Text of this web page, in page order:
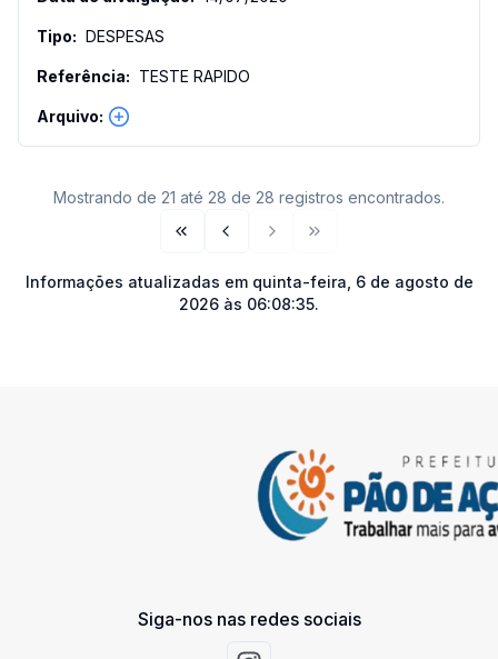
DESPESAS
TESTE RAPIDO
Mostrando de 21 até 28 de 28 registros encontrados.
Primeira página
Página anterior
Próxima página
Última página
Informações atualizadas em quinta-feira, 6 de agosto de
2026 às 06:08:35.
Siga-nos nas redes sociais